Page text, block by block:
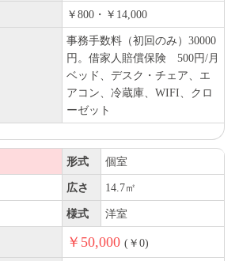
￥800・￥14,000
事務手数料（初回のみ）30000
円。借家人賠償保険 500円/月
ベッド、デスク・チェア、エ
アコン、冷蔵庫、WIFI、クロ
ーゼット
形式 個室
広さ 14.7㎡
様式 洋室
￥50,000 (￥0)